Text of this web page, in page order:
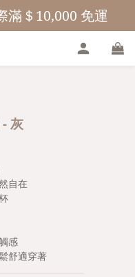
滿＄10,000 免運
灰
自在
感
舒適穿著